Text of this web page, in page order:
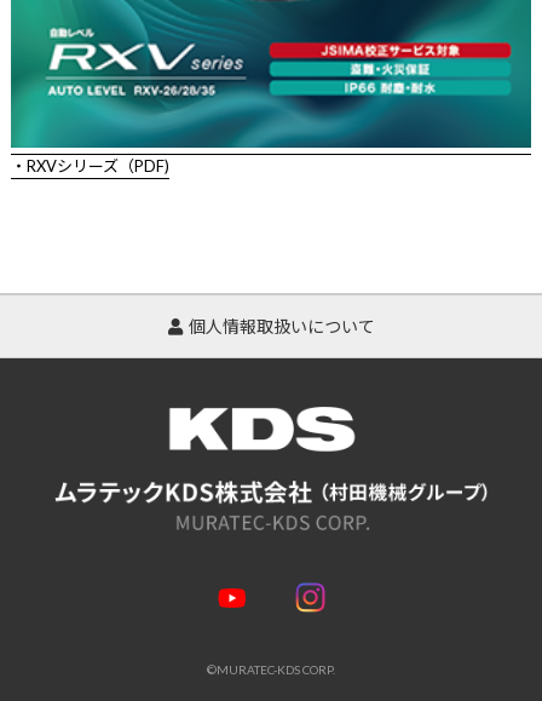
・RXVシリーズ（PDF)
個人情報取扱いについて
©MURATEC-KDS CORP.